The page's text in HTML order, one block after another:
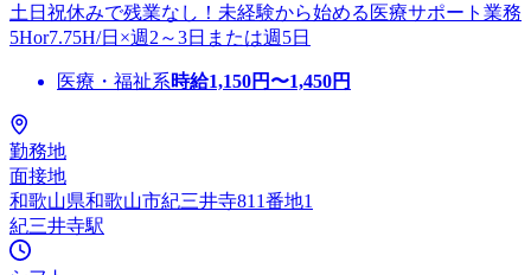
土日祝休みで残業なし！未経験から始める医療サポート業務
5Hor7.75H/日×週2～3日または週5日
医療・福祉系時給1,150円〜1,450円
勤務地
面接地
和歌山県和歌山市紀三井寺811番地1
紀三井寺駅